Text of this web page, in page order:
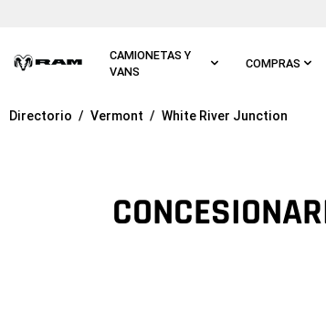
CAMIONETAS Y
VANS
COMPRAS
Ir a
Directorio Vermont White River Junction